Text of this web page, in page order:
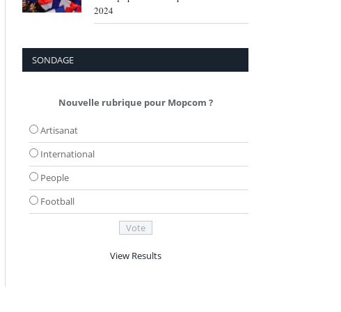
2024
SONDAGE
Nouvelle rubrique pour Mopcom ?
Artisanat
International
People
Football
View Results